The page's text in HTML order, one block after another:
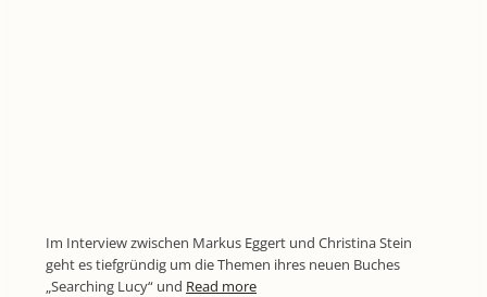
Im Interview zwischen Markus Eggert und Christina Stein
geht es tiefgründig um die Themen ihres neuen Buches
„Searching Lucy“ und Read more